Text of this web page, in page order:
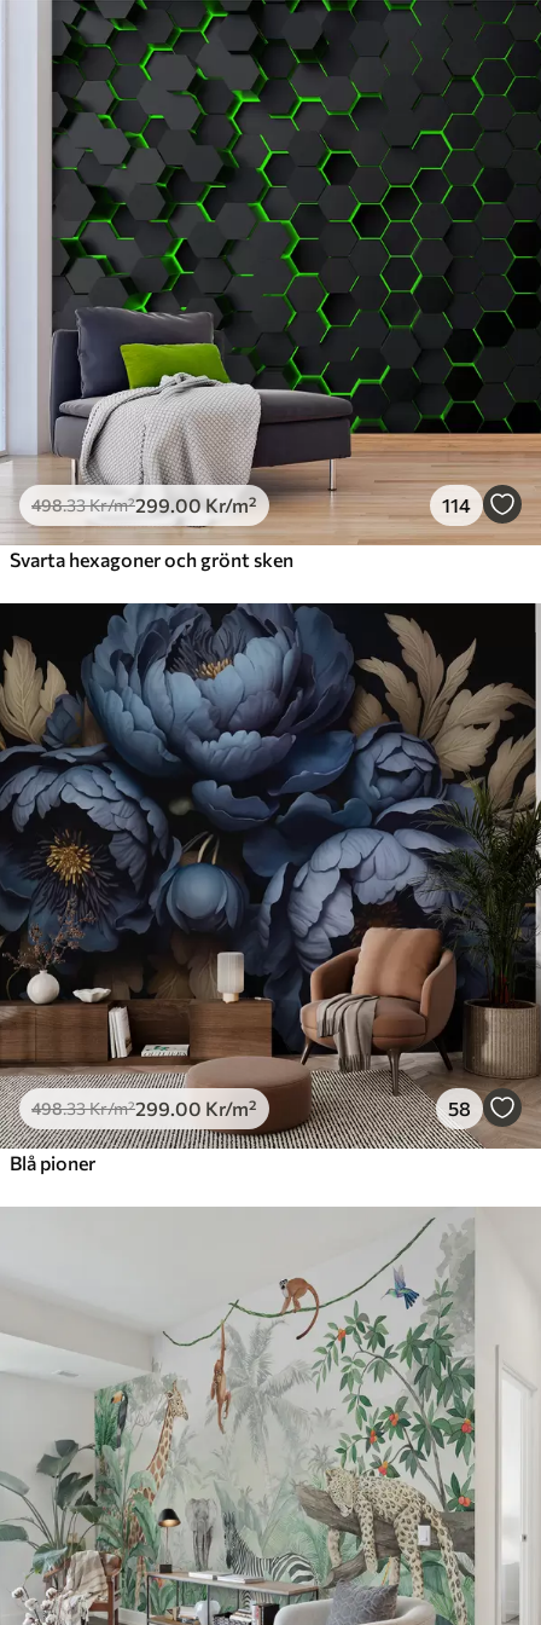
Standard
.33299 .00 /m²
Premium
.67379 .00Kr /m²
Premiumvinyl
725.00 435.00Kr
Peel and Stick
900.00540.00Kr/m²
498.33Kr/m²299 .00 Kr/m² 114
Svarta hexagoner och grönt sken
498.33Kr/m²299 .00 Kr/m² 58
Blå pioner